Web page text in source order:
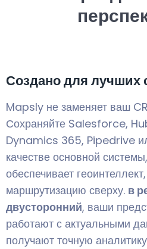
Создано для лучших
Mapsly не заменяет ваш
Сохраняйте Salesforce,
Dynamics 365, Pipedrive
качестве основной
обеспечивает
маршрутизацию сверху. в
двусторонний, ваши
работают с актуальными
получают точную